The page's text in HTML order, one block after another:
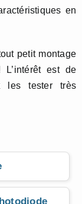
en
petit montage
est de
les tester très